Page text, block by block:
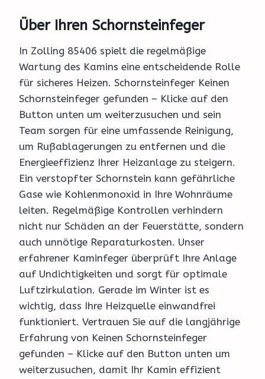
Über Ihren Schornsteinfeger
In Zolling 85406 spielt die regelmäßige
Wartung des Kamins eine entscheidende Rolle
für sicheres Heizen. Schornsteinfeger Keinen
Schornsteinfeger gefunden – Klicke auf den
Button unten um weiterzusuchen und sein
Team sorgen für eine umfassende Reinigung,
um Rußablagerungen zu entfernen und die
Energieeffizienz Ihrer Heizanlage zu steigern.
Ein verstopfter Schornstein kann gefährliche
Gase wie Kohlenmonoxid in Ihre Wohnräume
leiten. Regelmäßige Kontrollen verhindern
nicht nur Schäden an der Feuerstätte, sondern
auch unnötige Reparaturkosten. Unser
erfahrener Kaminfeger überprüft Ihre Anlage
auf Undichtigkeiten und sorgt für optimale
Luftzirkulation. Gerade im Winter ist es
wichtig, dass Ihre Heizquelle einwandfrei
funktioniert. Vertrauen Sie auf die langjährige
Erfahrung von Keinen Schornsteinfeger
gefunden – Klicke auf den Button unten um
weiterzusuchen, damit Ihr Kamin effizient